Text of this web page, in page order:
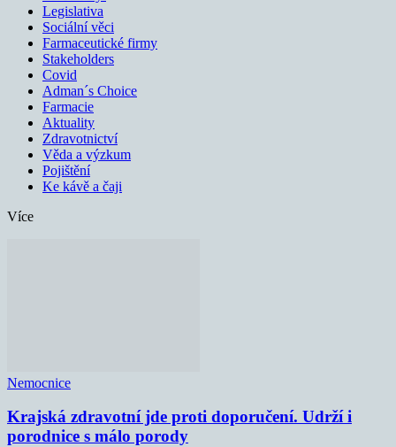
Legislativa
Sociální věci
Farmaceutické firmy
Stakeholders
Covid
Adman´s Choice
Farmacie
Aktuality
Zdravotnictví
Věda a výzkum
Pojištění
Ke kávě a čaji
Více
Nemocnice
Krajská zdravotní jde proti doporučení. Udrží i
porodnice s málo porody